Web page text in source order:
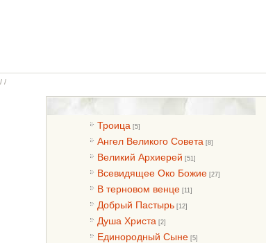
/ /
Троица [5]
Ангел Великого Совета [8]
Великий Архиерей [51]
Всевидящее Око Божие [27]
В терновом венце [11]
Добрый Пастырь [12]
Душа Христа [2]
Единородный Сыне [5]